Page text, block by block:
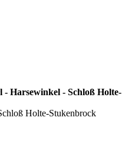
- Harsewinkel - Schloß Holte-
Holte-Stukenbrock